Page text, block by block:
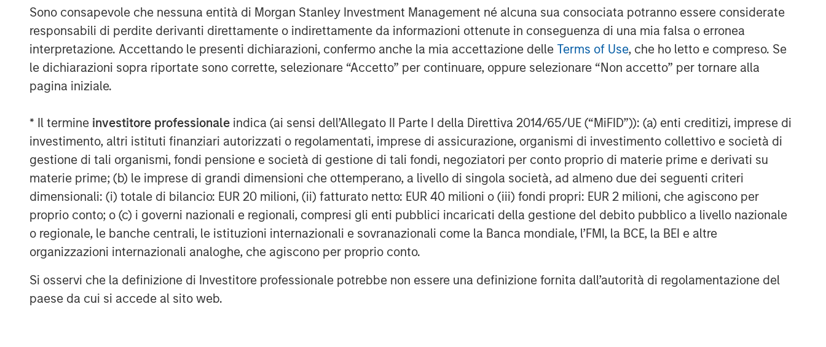
Sono consapevole che nessuna entità di Morgan Stanley Investment Management né alcuna sua consociata potranno essere considerate
responsabili di perdite derivanti direttamente o indirettamente da informazioni ottenute in conseguenza di una mia falsa o erronea
interpretazione. Accettando le presenti dichiarazioni, confermo anche la mia accettazione delle Terms of Use, che ho letto e compreso. Se
le dichiarazioni sopra riportate sono corrette, selezionare “Accetto” per continuare, oppure selezionare “Non accetto” per tornare alla
pagina iniziale.
* Il termine investitore professionale indica (ai sensi dell’Allegato II Parte I della Direttiva 2014/65/UE (“MiFID”)): (a) enti creditizi, imprese di
investimento, altri istituti finanziari autorizzati o regolamentati, imprese di assicurazione, organismi di investimento collettivo e società di
gestione di tali organismi, fondi pensione e società di gestione di tali fondi, negoziatori per conto proprio di materie prime e derivati su
materie prime; (b) le imprese di grandi dimensioni che ottemperano, a livello di singola società, ad almeno due dei seguenti criteri
dimensionali: (i) totale di bilancio: EUR 20 milioni, (ii) fatturato netto: EUR 40 milioni o (iii) fondi propri: EUR 2 milioni, che agiscono per
proprio conto; o (c) i governi nazionali e regionali, compresi gli enti pubblici incaricati della gestione del debito pubblico a livello nazionale
o regionale, le banche centrali, le istituzioni internazionali e sovranazionali come la Banca mondiale, l’FMI, la BCE, la BEI e altre
organizzazioni internazionali analoghe, che agiscono per proprio conto.
Si osservi che la definizione di Investitore professionale potrebbe non essere una definizione fornita dall’autorità di regolamentazione del
paese da cui si accede al sito web.
differentiation. We believe that only digital automation leveraging AI will deliver
greater personalization, timely response and consistent engagement across all
digital touch points. We foresee significant increases in demand for the
Conversational AI market. We are thrilled to support Conversica as a leader in
this exciting space and are confident in the company’s upcoming developments
and long-term outlook,” said Nick Nocito, Executive Director of Morgan Stanley
About Conversica
Conversica is a leading provider of Conversational AI solutions, uniquely
focused on revenue growth. Conversica helps enterprise marketing, sales, and
customer success teams attract, acquire and grow customers at scale across
the entire customer revenue lifecycle. Conversica AI Assistants serve as digital
team members and autonomously engage prospects, existing customers, or
partners in human-like, two-way interactions at scale to drive towards the next
best action, whether that’s scheduling a sales meeting, or gauging interest to
Processing over a billion interactions, the Conversica Conversational AI platform